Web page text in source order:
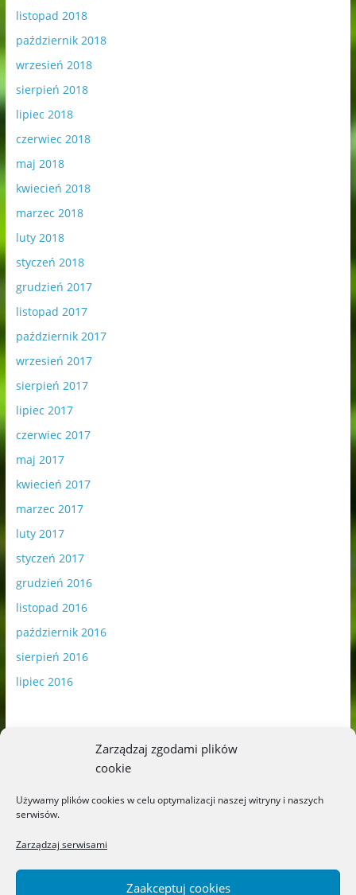
Zarządzaj zgodami plików
cookie
Używamy plików cookies w celu optymalizacji naszej witryny i naszych
serwisów.
Zarządzaj serwisami
Zaakceptuj cookies
listopad 2018
październik 2018
wrzesień 2018
sierpień 2018
lipiec 2018
czerwiec 2018
maj 2018
kwiecień 2018
marzec 2018
luty 2018
styczeń 2018
grudzień 2017
listopad 2017
październik 2017
wrzesień 2017
sierpień 2017
lipiec 2017
czerwiec 2017
maj 2017
kwiecień 2017
marzec 2017
luty 2017
styczeń 2017
grudzień 2016
listopad 2016
październik 2016
sierpień 2016
lipiec 2016